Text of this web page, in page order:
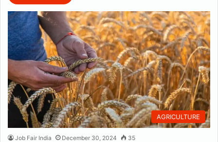
AGRICULTURE
Job Fair India December 30, 2024 35